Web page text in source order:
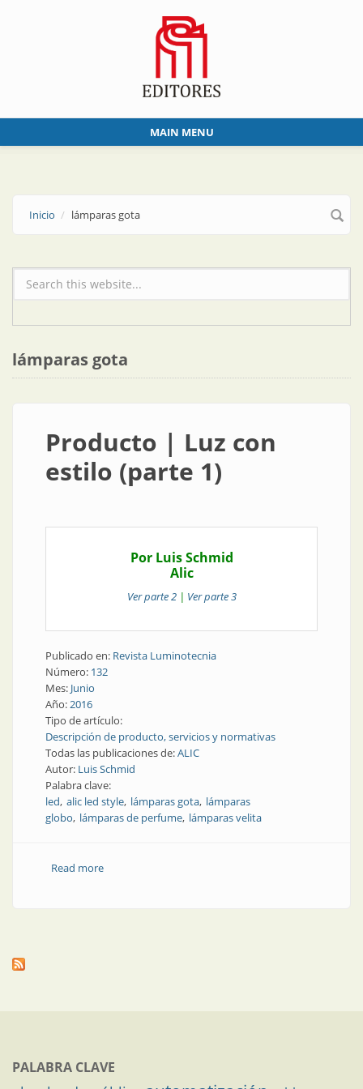
MAIN MENU
Inicio lámparas gota
Formulario de búsqueda
lámparas gota
Producto | Luz con
estilo (parte 1)
Por Luis Schmid
Alic
Ver parte 2| Ver parte 3
Publicado en: Revista Luminotecnia
Número: 132
Mes: Junio
Año:2016
Tipo de artículo:
Descripción de producto, servicios y normativas
Todas las publicaciones de:ALIC
Autor: Luis Schmid
Palabra clave:
led alic led style lámparas gota lámparas
globo lámparas de perfume lámparas velita
Read moreabout Producto | Luz con estilo (parte 1)
PALABRA CLAVE